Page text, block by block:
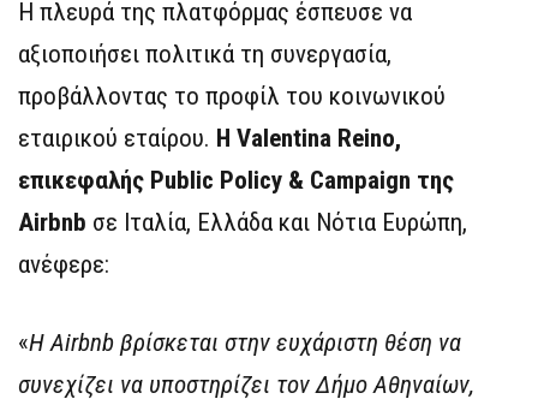
Η πλευρά της πλατφόρμας έσπευσε να
αξιοποιήσει πολιτικά τη συνεργασία,
προβάλλοντας το προφίλ του κοινωνικού
εταιρικού εταίρου. H Valentina Reino,
επικεφαλής Public Policy & Campaign της
Airbnb σε Ιταλία, Ελλάδα και Νότια Ευρώπη,
ανέφερε:
«Η Airbnb βρίσκεται στην ευχάριστη θέση να
συνεχίζει να υποστηρίζει τον Δήμο Αθηναίων,